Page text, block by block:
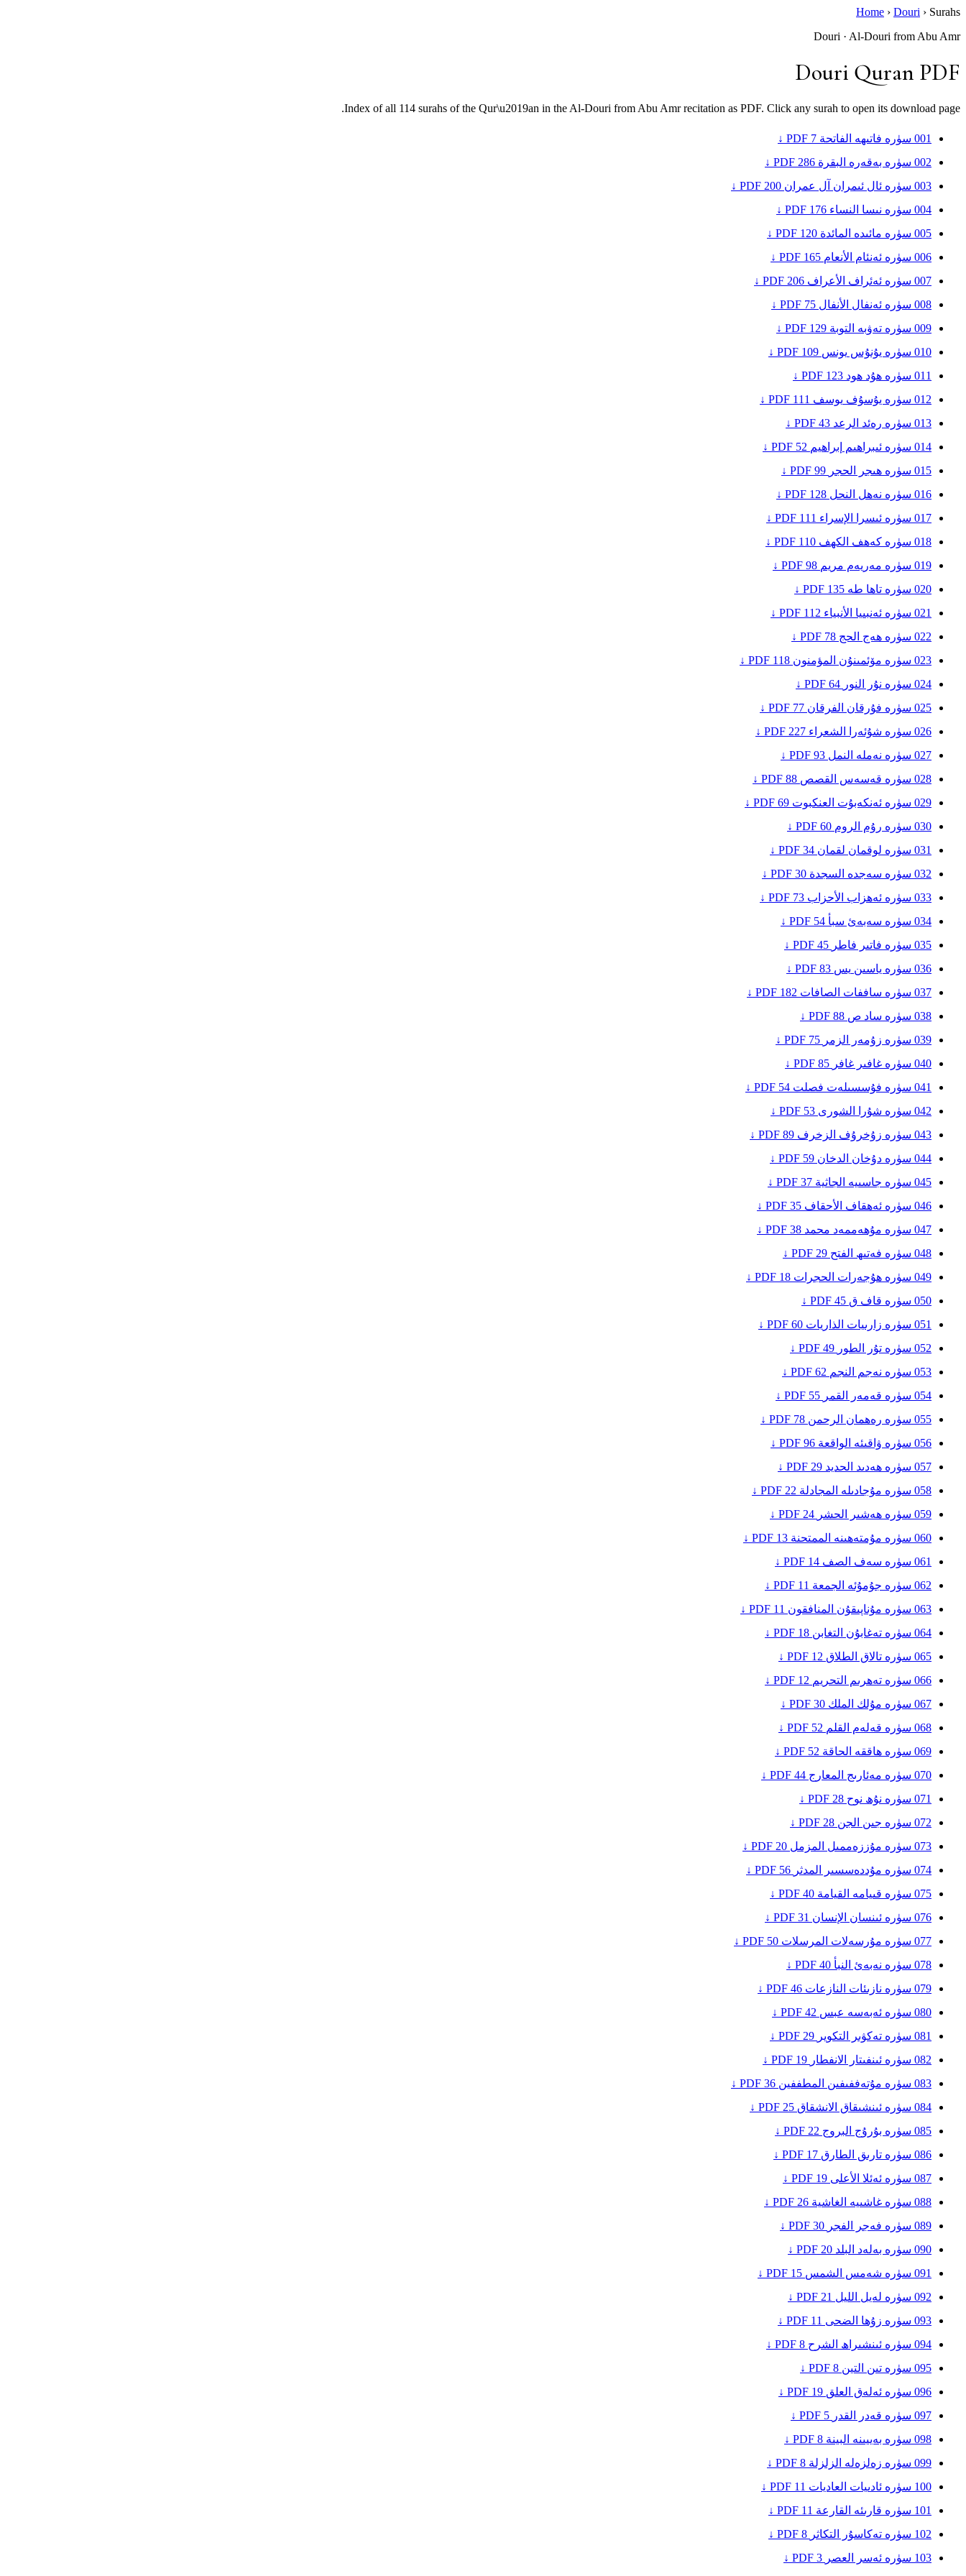
Home › Douri › Surahs
Douri · Al-Douri from Abu Amr
Douri Quran PDF
Index of all 114 surahs of the Qur\u2019an in the Al-Douri from Abu Amr recitation as PDF. Click any surah to open its download page.
001 سۈرە فاتىھە الفاتحة 7
PDF ↓
002 سۈرە بەقەرە البقرة 286
PDF ↓
003 سۈرە ئال ئىمران آل عمران 200
PDF ↓
004 سۈرە نىسا النساء 176
PDF ↓
005 سۈرە مائىدە المائدة 120
PDF ↓
006 سۈرە ئەنئام الأنعام 165
PDF ↓
007 سۈرە ئەئراف الأعراف 206
PDF ↓
008 سۈرە ئەنفال الأنفال 75
PDF ↓
009 سۈرە تەۋبە التوبة 129
PDF ↓
010 سۈرە يۇنۇس يونس 109
PDF ↓
011 سۈرە ھۇد هود 123
PDF ↓
012 سۈرە يۇسۇف يوسف 111
PDF ↓
013 سۈرە رەئد الرعد 43
PDF ↓
014 سۈرە ئىبراھىم إبراهيم 52
PDF ↓
015 سۈرە ھىجر الحجر 99
PDF ↓
016 سۈرە نەھل النحل 128
PDF ↓
017 سۈرە ئىسرا الإسراء 111
PDF ↓
018 سۈرە كەھف الكهف 110
PDF ↓
019 سۈرە مەريەم مريم 98
PDF ↓
020 سۈرە تاھا طه 135
PDF ↓
021 سۈرە ئەنبىيا الأنبياء 112
PDF ↓
022 سۈرە ھەج الحج 78
PDF ↓
023 سۈرە مۆئمىنۇن المؤمنون 118
PDF ↓
024 سۈرە نۇر النور 64
PDF ↓
025 سۈرە فۇرقان الفرقان 77
PDF ↓
026 سۈرە شۇئەرا الشعراء 227
PDF ↓
027 سۈرە نەملە النمل 93
PDF ↓
028 سۈرە قەسەس القصص 88
PDF ↓
029 سۈرە ئەنكەبۇت العنكبوت 69
PDF ↓
030 سۈرە رۇم الروم 60
PDF ↓
031 سۈرە لوقمان لقمان 34
PDF ↓
032 سۈرە سەجدە السجدة 30
PDF ↓
033 سۈرە ئەھزاب الأحزاب 73
PDF ↓
034 سۈرە سەبەئ سبأ 54
PDF ↓
035 سۈرە فاتىر فاطر 45
PDF ↓
036 سۈرە ياسىن يس 83
PDF ↓
037 سۈرە ساففات الصافات 182
PDF ↓
038 سۈرە ساد ص 88
PDF ↓
039 سۈرە زۇمەر الزمر 75
PDF ↓
040 سۈرە غافىر غافر 85
PDF ↓
041 سۈرە فۇسسىلەت فصلت 54
PDF ↓
042 سۈرە شۇرا الشورى 53
PDF ↓
043 سۈرە زۇخرۇف الزخرف 89
PDF ↓
044 سۈرە دۇخان الدخان 59
PDF ↓
045 سۈرە جاسىيە الجاثية 37
PDF ↓
046 سۈرە ئەھقاف الأحقاف 35
PDF ↓
047 سۈرە مۇھەممەد محمد 38
PDF ↓
048 سۈرە فەتىھ الفتح 29
PDF ↓
049 سۈرە ھۇجەرات الحجرات 18
PDF ↓
050 سۈرە قاف ق 45
PDF ↓
051 سۈرە زارىيات الذاريات 60
PDF ↓
052 سۈرە تۇر الطور 49
PDF ↓
053 سۈرە نەجم النجم 62
PDF ↓
054 سۈرە قەمەر القمر 55
PDF ↓
055 سۈرە رەھمان الرحمن 78
PDF ↓
056 سۈرە ۋاقىئە الواقعة 96
PDF ↓
057 سۈرە ھەدىد الحديد 29
PDF ↓
058 سۈرە مۇجادىلە المجادلة 22
PDF ↓
059 سۈرە ھەشىر الحشر 24
PDF ↓
060 سۈرە مۇمتەھىنە الممتحنة 13
PDF ↓
061 سۈرە سەف الصف 14
PDF ↓
062 سۈرە جۇمۇئە الجمعة 11
PDF ↓
063 سۈرە مۇناپىقۇن المنافقون 11
PDF ↓
064 سۈرە تەغابۇن التغابن 18
PDF ↓
065 سۈرە تالاق الطلاق 12
PDF ↓
066 سۈرە تەھرىم التحريم 12
PDF ↓
067 سۈرە مۇلك الملك 30
PDF ↓
068 سۈرە قەلەم القلم 52
PDF ↓
069 سۈرە ھاققە الحاقة 52
PDF ↓
070 سۈرە مەئارىج المعارج 44
PDF ↓
071 سۈرە نۇھ نوح 28
PDF ↓
072 سۈرە جىن الجن 28
PDF ↓
073 سۈرە مۇززەممىل المزمل 20
PDF ↓
074 سۈرە مۇددەسسىر المدثر 56
PDF ↓
075 سۈرە قىيامە القيامة 40
PDF ↓
076 سۈرە ئىنسان الإنسان 31
PDF ↓
077 سۈرە مۇرسەلات المرسلات 50
PDF ↓
078 سۈرە نەبەئ النبأ 40
PDF ↓
079 سۈرە نازىئات النازعات 46
PDF ↓
080 سۈرە ئەبەسە عبس 42
PDF ↓
081 سۈرە تەكۋىر التكوير 29
PDF ↓
082 سۈرە ئىنفىتار الانفطار 19
PDF ↓
083 سۈرە مۇتەففىفىن المطففين 36
PDF ↓
084 سۈرە ئىنشىقاق الانشقاق 25
PDF ↓
085 سۈرە بۇرۇج البروج 22
PDF ↓
086 سۈرە تارىق الطارق 17
PDF ↓
087 سۈرە ئەئلا الأعلى 19
PDF ↓
088 سۈرە غاشىيە الغاشية 26
PDF ↓
089 سۈرە فەجر الفجر 30
PDF ↓
090 سۈرە بەلەد البلد 20
PDF ↓
091 سۈرە شەمس الشمس 15
PDF ↓
092 سۈرە لەيل الليل 21
PDF ↓
093 سۈرە زۇھا الضحى 11
PDF ↓
094 سۈرە ئىنشىراھ الشرح 8
PDF ↓
095 سۈرە تىن التين 8
PDF ↓
096 سۈرە ئەلەق العلق 19
PDF ↓
097 سۈرە قەدر القدر 5
PDF ↓
098 سۈرە بەييىنە البينة 8
PDF ↓
099 سۈرە زەلزەلە الزلزلة 8
PDF ↓
100 سۈرە ئادىيات العاديات 11
PDF ↓
101 سۈرە قارىئە القارعة 11
PDF ↓
102 سۈرە تەكاسۇر التكاثر 8
PDF ↓
103 سۈرە ئەسر العصر 3
PDF ↓